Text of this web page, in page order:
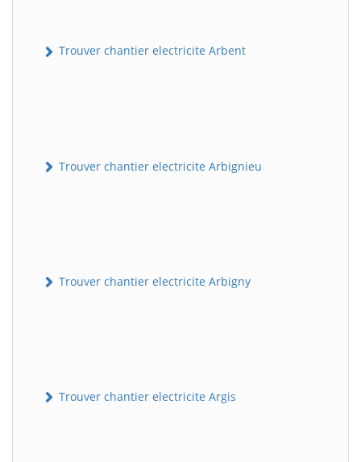
Trouver chantier electricite Arbent
Trouver chantier electricite Arbignieu
Trouver chantier electricite Arbigny
Trouver chantier electricite Argis